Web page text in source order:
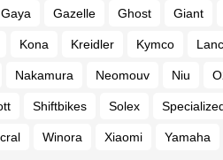
Gaya Gazelle Ghost Giant
Kona Kreidler Kymco
Nakamura Neomouv Niu
Shiftbikes Solex
Winora Xiaomi Yamaha